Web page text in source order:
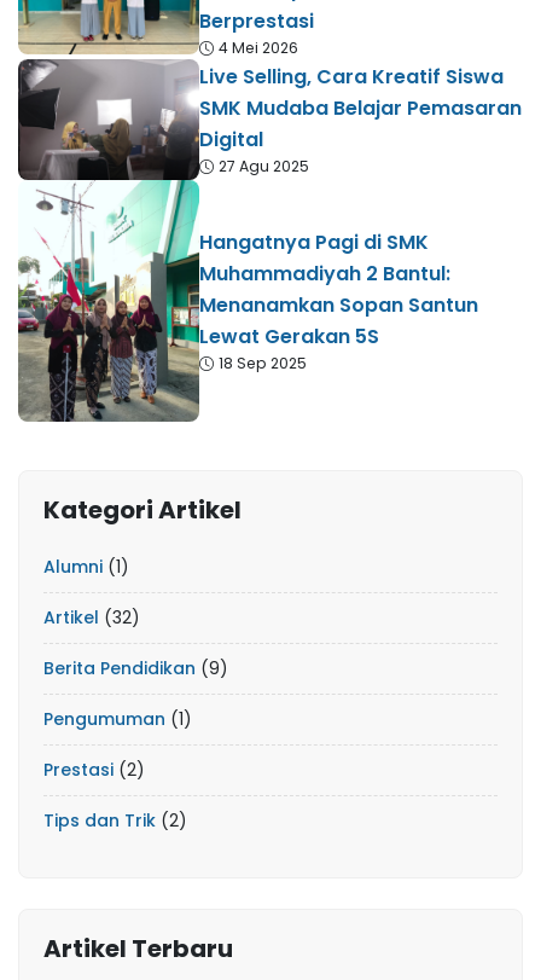
Berprestasi
4 Mei 2026
Live Selling, Cara Kreatif Siswa
SMK Mudaba Belajar Pemasaran
Digital
27 Agu 2025
Hangatnya Pagi di SMK
Muhammadiyah 2 Bantul:
Menanamkan Sopan Santun
Lewat Gerakan 5S
18 Sep 2025
Kategori Artikel
Alumni (1)
Artikel (32)
Berita Pendidikan (9)
Pengumuman (1)
Prestasi (2)
Tips dan Trik (2)
Artikel Terbaru